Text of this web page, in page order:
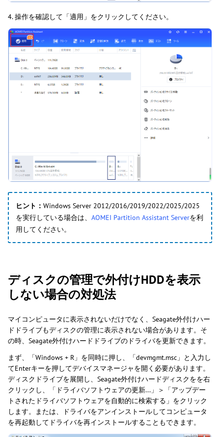
4. 操作を確認して「適用」をクリックしてください。
ヒント： Windows Server 2012/2016/2019/2022/2025/2025
を実行している場合は、 AOMEI Partition Assistant Serverを利
用してください。
ディスクの管理で外付けHDDを表示
しない場合の対処法
マイコンピュータに表示されないだけでなく、Seagate外付けハー
ドドライブもディスクの管理に表示されない場合があります。そ
の時、Seagate外付けハードドライブのドライバを更新できます。
まず、「Windows + R」を同時に押し、「devmgmt.msc」と入力し
てEnterキーを押してデバイスマネージャを開く必要があります。
ディスクドライブを展開し、Seagate外付けハードディスクをを右
クリックし、「ドライバソフトウェアの更新...」＞「アップデー
トされたドライバソフトウェアを自動的に検索する」をクリック
します。または、ドライバをアンインストールしてコンピュータ
を再起動してドライバを再インストールすることもできます。